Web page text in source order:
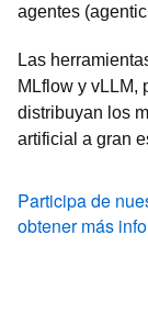
agentes
Las
MLflow y vLLM,
distribuyan los
artificial a gran
Participa de
obtener más